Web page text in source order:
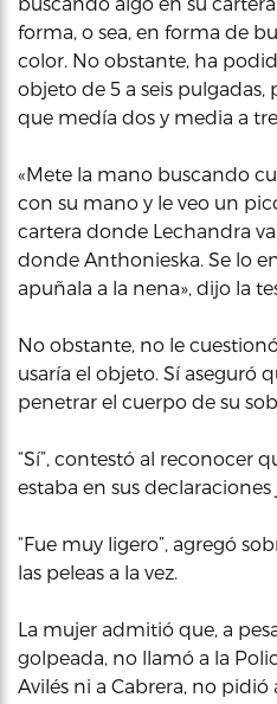
forma, o sea, en forma de
color. No obstante, ha
objeto de 5 a seis
que medía dos y media a
«Mete la mano buscando
con su mano y le veo un
cartera donde Lechandra
donde Anthonieska. Se lo
apuñala a la nena», dijo la
No obstante, no le
usaría el objeto. Sí aseguró
penetrar el cuerpo de su
“Sí”, contestó al reconocer
estaba en sus declaraciones
“Fue muy ligero”, agregó
las peleas a la vez.
La mujer admitió que, a
golpeada, no llamó a la
Avilés ni a Cabrera, no